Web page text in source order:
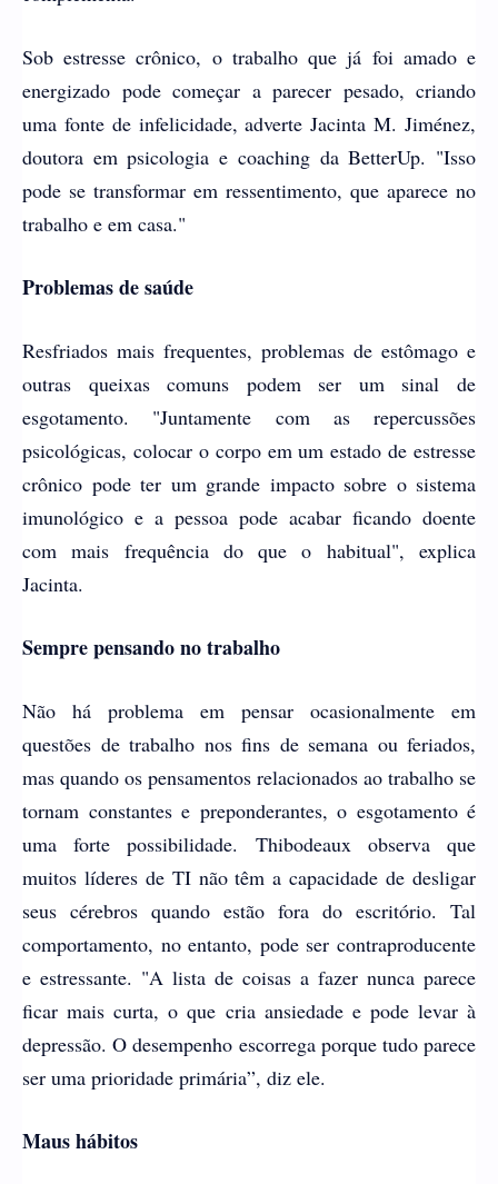
Sob estresse crônico, o trabalho que já foi amado e
energizado pode começar a parecer pesado, criando
uma fonte de infelicidade, adverte Jacinta M. Jiménez,
doutora em psicologia e coaching da BetterUp. "Isso
pode se transformar em ressentimento, que aparece no
trabalho e em casa."
Problemas de saúde
Resfriados mais frequentes, problemas de estômago e
outras queixas comuns podem ser um sinal de
esgotamento. "Juntamente com as repercussões
psicológicas, colocar o corpo em um estado de estresse
crônico pode ter um grande impacto sobre o sistema
imunológico e a pessoa pode acabar ficando doente
com mais frequência do que o habitual", explica
Jacinta.
Sempre pensando no trabalho
Não há problema em pensar ocasionalmente em
questões de trabalho nos fins de semana ou feriados,
mas quando os pensamentos relacionados ao trabalho se
tornam constantes e preponderantes, o esgotamento é
uma forte possibilidade. Thibodeaux observa que
muitos líderes de TI não têm a capacidade de desligar
seus cérebros quando estão fora do escritório. Tal
comportamento, no entanto, pode ser contraproducente
e estressante. "A lista de coisas a fazer nunca parece
ficar mais curta, o que cria ansiedade e pode levar à
depressão. O desempenho escorrega porque tudo parece
ser uma prioridade primária”, diz ele.
Maus hábitos